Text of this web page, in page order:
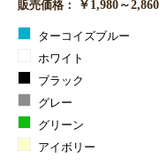
販売価格：
￥1,980～2,860
ターコイズブルー
ホワイト
ブラック
グレー
グリーン
アイボリー